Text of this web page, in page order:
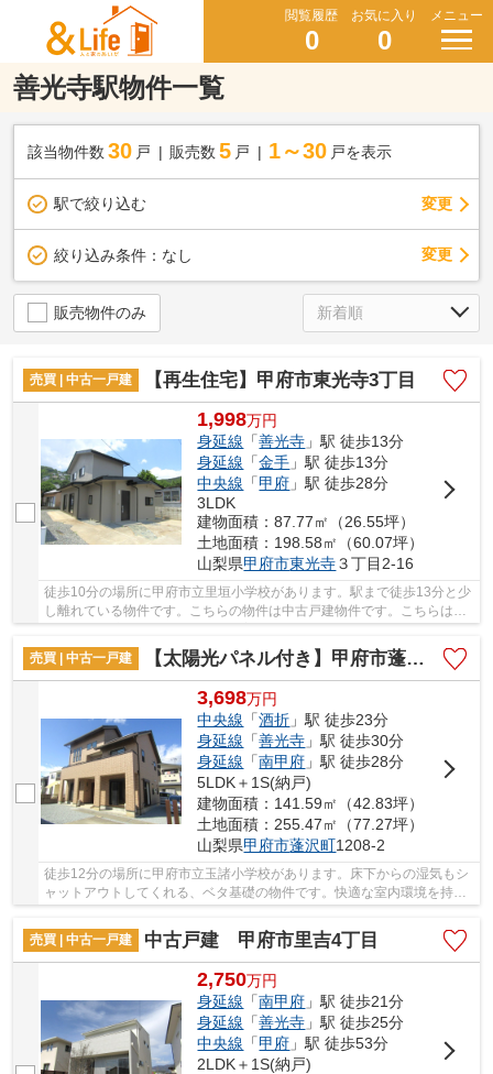
閲覧履歴
0
お気に入り
0
メニュー
善光寺駅物件一覧
該当物件数 30 戸 販売数 5 戸 1～30 戸を表示
駅で絞り込む 変更
絞り込み条件： なし 変更
販売物件のみ
売買 | 中古一戸建 【再生住宅】甲府市東光寺3丁目
1,998万円
身延線 「善光寺 」駅 徒歩13分
身延線 「金手 」駅 徒歩13分
中央線 「甲府 」駅 徒歩28分
3LDK
建物面積：87.77㎡（26.55坪）
土地面積：198.58㎡（60.07坪）
山梨県甲府市東光寺３丁目2-16
徒歩10分の場所に甲府市立里垣小学校があります。駅まで徒歩13分と少
し離れている物件です。こちらの物件は中古戸建物件です。こちらは耐
売買 | 中古一戸建
【太陽光パネル付き】甲府市蓬沢町
3,698万円
中央線 「酒折 」駅 徒歩23分
身延線 「善光寺 」駅 徒歩30分
身延線 「南甲府 」駅 徒歩28分
5LDK＋1S(納戸)
建物面積：141.59㎡（42.83坪）
土地面積：255.47㎡（77.27坪）
山梨県甲府市蓬沢町1208-2
徒歩12分の場所に甲府市立玉諸小学校があります。床下からの湿気もシ
ャットアウトしてくれる、ベタ基礎の物件です。快適な室内環境を持
売買 | 中古一戸建
中古戸建 甲府市里吉4丁目
2,750万円
身延線 「南甲府 」駅 徒歩21分
身延線 「善光寺 」駅 徒歩25分
中央線 「甲府 」駅 徒歩53分
2LDK＋1S(納戸)